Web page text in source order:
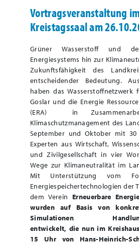
Vortragsveranstaltung
Kreistagssaal am
Grüner Wasserstoff und
Energiesystems hin zur
Zukunftsfähigkeit des
entscheidender Bedeutung.
haben das Wasserstoffnetzwerk
Goslar und die Energie
(ERA) in
Klimaschutzmanagement des
September und Oktober mit 30
Experten aus Wirtschaft,
und Zivilgesellschaft in vier
Wege zur Klimaneutralität im
Mit Unterstützung vom
Energiespeichertechnologien der
dem Verein Erneuerbare
wurden auf Basis von
Simulationen
entwickelt, die nun im
15 Uhr von Hans-Heinrich-